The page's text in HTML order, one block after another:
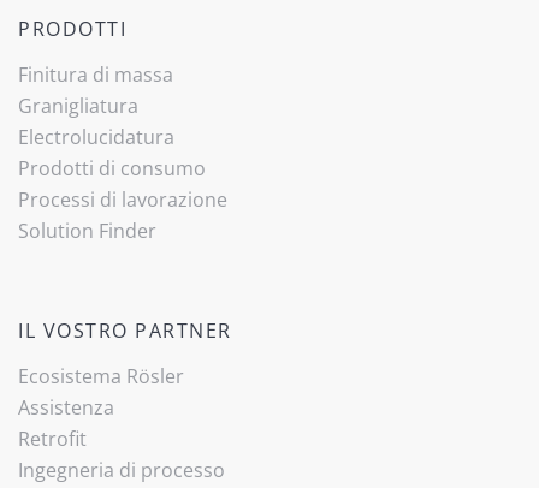
PRODOTTI
Finitura di massa
Granigliatura
Electrolucidatura
Prodotti di consumo
Processi di lavorazione
Solution Finder
IL VOSTRO PARTNER
Ecosistema Rösler
Assistenza
Retrofit
Ingegneria di processo